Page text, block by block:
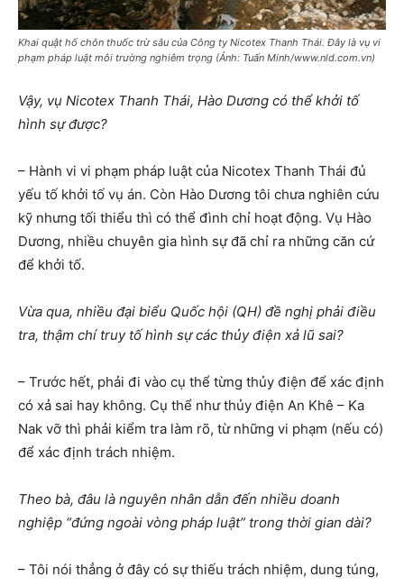
Khai quật hố chôn thuốc trừ sâu của Công ty Nicotex Thanh Thái. Đây là vụ vi
phạm pháp luật môi trường nghiêm trọng (Ảnh: Tuấn Minh/www.nld.com.vn)
Vậy, vụ Nicotex Thanh Thái, Hào Dương có thể khởi tố
hình sự được?
– Hành vi vi phạm pháp luật của Nicotex Thanh Thái đủ
yếu tố khởi tố vụ án. Còn Hào Dương tôi chưa nghiên cứu
kỹ nhưng tối thiểu thì có thể đình chỉ hoạt động. Vụ Hào
Dương, nhiều chuyên gia hình sự đã chỉ ra những căn cứ
để khởi tố.
Vừa qua, nhiều đại biểu Quốc hội (QH) đề nghị phải điều
tra, thậm chí truy tố hình sự các thủy điện xả lũ sai?
– Trước hết, phải đi vào cụ thể từng thủy điện để xác định
có xả sai hay không. Cụ thể như thủy điện An Khê – Ka
Nak vỡ thì phải kiểm tra làm rõ, từ những vi phạm (nếu có)
để xác định trách nhiệm.
Theo bà, đâu là nguyên nhân dẫn đến nhiều doanh
nghiệp “đứng ngoài vòng pháp luật” trong thời gian dài?
– Tôi nói thẳng ở đây có sự thiếu trách nhiệm, dung túng,